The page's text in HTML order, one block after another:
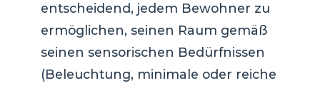
entscheidend, jedem Bewohner zu
ermöglichen, seinen Raum gemäß
seinen sensorischen Bedürfnissen
(Beleuchtung, minimale oder reiche